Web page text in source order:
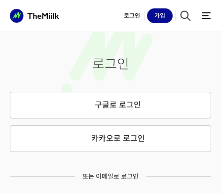
로그인 가입
로그인
구글로 로그인
카카오로 로그인
또는 이메일로 로그인